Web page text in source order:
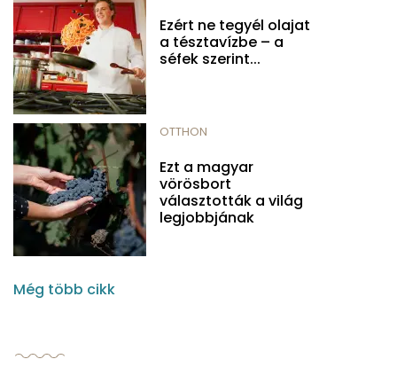
Ezért ne tegyél olajat
a tésztavízbe – a
séfek szerint...
OTTHON
Ezt a magyar
vörösbort
választották a világ
legjobbjának
Még több cikk